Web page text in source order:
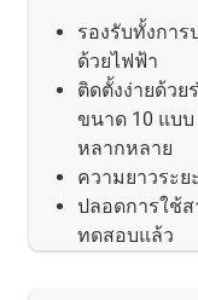
รองรับทั้งการ
ด้วยไฟฟ้า
ติดตั้งง่ายด้ว
ขนาด 10 แบบ
หลากหลาย
ความยาวระย
ปลอดการใช้ส
ทดสอบแล้ว